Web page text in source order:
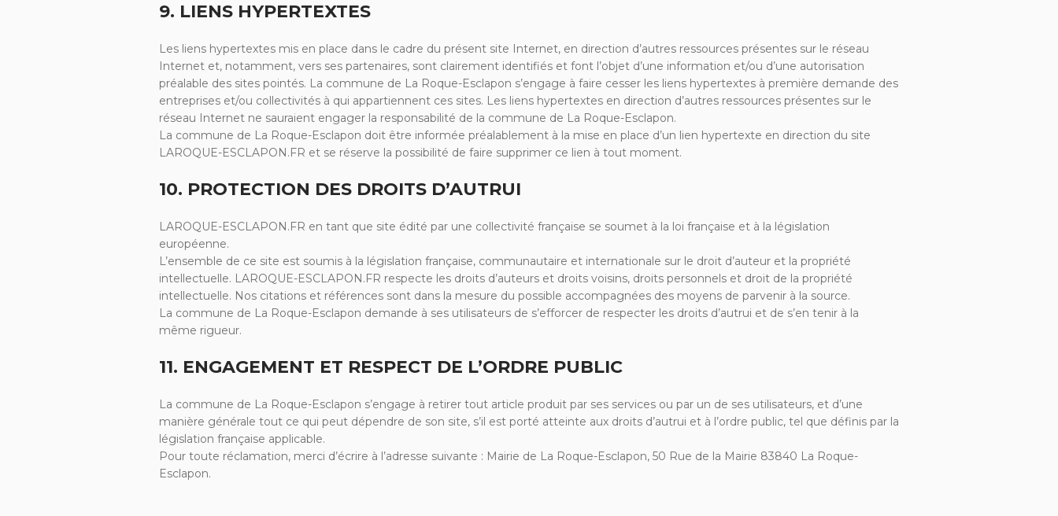
9. LIENS HYPERTEXTES
Les liens hypertextes mis en place dans le cadre du présent site Internet, en direction d’autres ressources présentes sur le réseau
Internet et, notamment, vers ses partenaires, sont clairement identifiés et font l’objet d’une information et/ou d’une autorisation
préalable des sites pointés. La commune de La Roque-Esclapon s’engage à faire cesser les liens hypertextes à première demande des
entreprises et/ou collectivités à qui appartiennent ces sites. Les liens hypertextes en direction d’autres ressources présentes sur le
réseau Internet ne sauraient engager la responsabilité de la commune de La Roque-Esclapon.
La commune de La Roque-Esclapon doit être informée préalablement à la mise en place d’un lien hypertexte en direction du site
LAROQUE-ESCLAPON.FR et se réserve la possibilité de faire supprimer ce lien à tout moment.
10. PROTECTION DES DROITS D’AUTRUI
LAROQUE-ESCLAPON.FR en tant que site édité par une collectivité française se soumet à la loi française et à la législation
européenne.
L’ensemble de ce site est soumis à la législation française, communautaire et internationale sur le droit d’auteur et la propriété
intellectuelle. LAROQUE-ESCLAPON.FR respecte les droits d’auteurs et droits voisins, droits personnels et droit de la propriété
intellectuelle. Nos citations et références sont dans la mesure du possible accompagnées des moyens de parvenir à la source.
La commune de La Roque-Esclapon demande à ses utilisateurs de s’efforcer de respecter les droits d’autrui et de s’en tenir à la
même rigueur.
11. ENGAGEMENT ET RESPECT DE L’ORDRE PUBLIC
La commune de La Roque-Esclapon s’engage à retirer tout article produit par ses services ou par un de ses utilisateurs, et d’une
manière générale tout ce qui peut dépendre de son site, s’il est porté atteinte aux droits d’autrui et à l’ordre public, tel que définis par la
législation française applicable.
Pour toute réclamation, merci d’écrire à l’adresse suivante : Mairie de La Roque-Esclapon, 50 Rue de la Mairie 83840 La Roque-
Esclapon.